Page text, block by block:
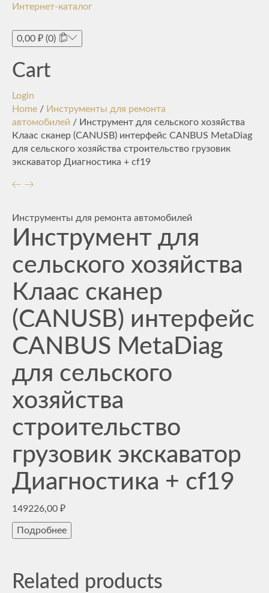
Интернет-каталог
0,00 ₽ (0)
Cart
Login
Home / Инструменты для ремонта
автомобилей / Инструмент для сельского хозяйства
Клаас сканер (CANUSB) интерфейс CANBUS MetaDiag
для сельского хозяйства строительство грузовик
экскаватор Диагностика + cf19
Инструменты для ремонта автомобилей
Инструмент для
сельского хозяйства
Клаас сканер
(CANUSB) интерфейс
CANBUS MetaDiag
для сельского
хозяйства
строительство
грузовик экскаватор
Диагностика + cf19
149226,00 ₽
Подробнее
Related products